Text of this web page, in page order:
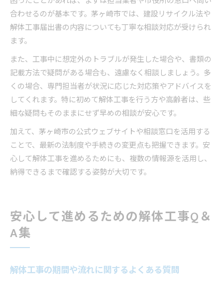
合わせるのが基本です。茅ヶ崎市では、建設リサイクル法や
解体工事届出書の内容についても丁寧な相談対応が受けられ
ます。
また、工事中に想定外のトラブルが発生した場合や、書類の
記載方法で疑問がある場合も、遠慮なく相談しましょう。多
くの場合、専門担当者が状況に応じた対応策やアドバイスを
してくれます。特に初めて解体工事を行う方や高齢者は、些
細な疑問もそのままにせず早めの相談が安心です。
加えて、茅ヶ崎市の公式ウェブサイトや相談窓口を活用する
ことで、最新の法制度や手続きの変更点も把握できます。安
心して解体工事を進めるためにも、複数の情報源を活用し、
納得できるまで確認する姿勢が大切です。
安心して進めるための解体工事Q＆
A集
解体工事の期間や流れに関するよくある質問